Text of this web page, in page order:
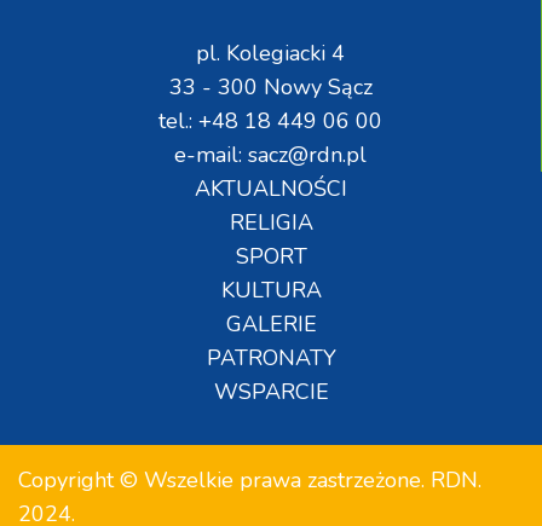
pl. Kolegiacki 4
33 - 300 Nowy Sącz
tel.: +48 18 449 06 00
e-mail: sacz@rdn.pl
AKTUALNOŚCI
RELIGIA
SPORT
KULTURA
GALERIE
PATRONATY
WSPARCIE
Copyright © Wszelkie prawa zastrzeżone. RDN.
2024.